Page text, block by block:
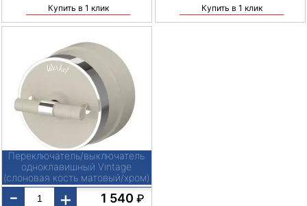
Купить в 1 клик Купить в 1 клик
Переключатель/выключатель
одноклавишный Vintage
(слоновая кость матовый/хром)
W5812055
- + 1 540 ₽